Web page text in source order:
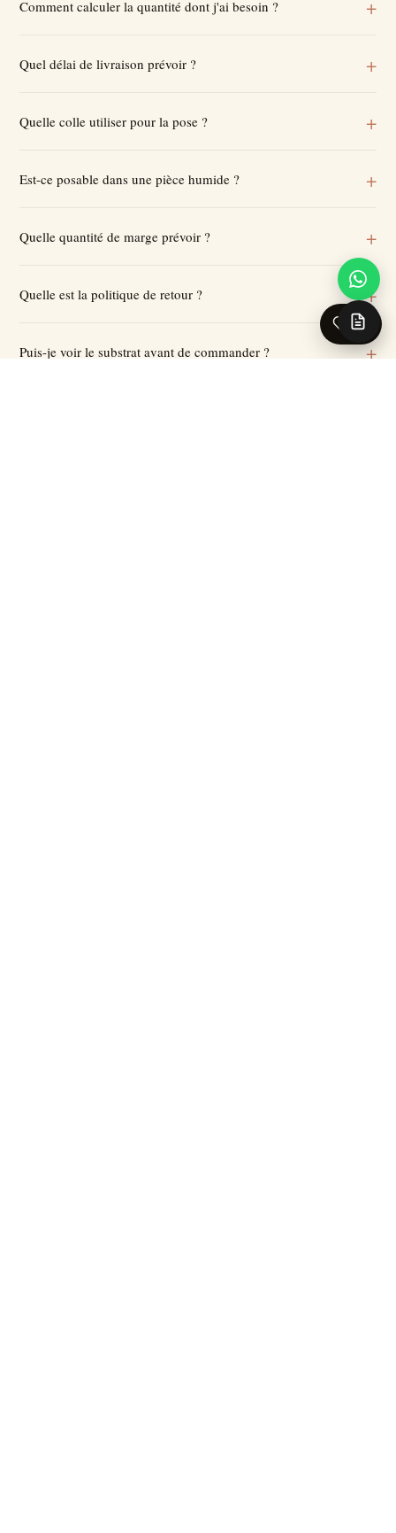
Comment calculer la quantité dont j'ai besoin ?
Quel délai de livraison prévoir ?
Quelle colle utiliser pour la pose ?
Est-ce posable dans une pièce humide ?
Quelle quantité de marge prévoir ?
Quelle est la politique de retour ?
Puis-je voir le substrat avant de commander ?
0